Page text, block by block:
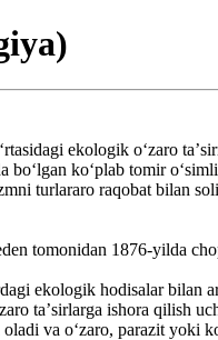
ekologik oʻzaro
boʻlgan koʻplab tomir
turlararo raqobat bilan
tomonidan 1876-yilda
ekologik hodisalar bilan
taʼsirlarga ishora qilish
va oʻzaro, parazit yoki